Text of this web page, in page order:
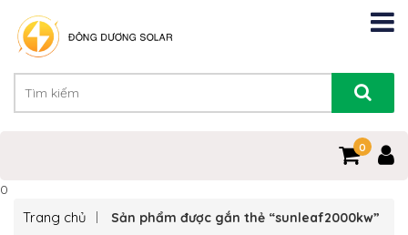
0
0
Trang chủ Sản phẩm được gắn thẻ “sunleaf2000kw”